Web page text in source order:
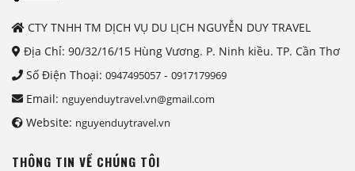
CTY TNHH TM DỊCH VỤ DU LỊCH NGUYỄN DUY TRAVEL
Địa Chỉ: 90/32/16/15 Hùng Vương. P. Ninh kiều. TP. Cần Thơ
Số Điện Thoại: 0947495057 - 0917179969
Email: nguyenduytravel.vn@gmail.com
Website: nguyenduytravel.vn
THÔNG TIN VỀ CHÚNG TÔI